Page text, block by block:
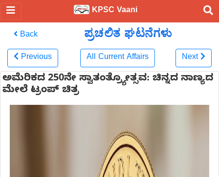
KPSC Vaani
Back ಪ್ರಚಲಿತ ಘಟನೆಗಳು
Previous All Current Affairs Next
ಅಮೆರಿಕದ 250ನೇ ಸ್ವಾತಂತ್ರ್ಯೋತ್ಸವ: ಚಿನ್ನದ ನಾಣ್ಯದ
ಮೇಲೆ ಟ್ರಂಪ್ ಚಿತ್ರ